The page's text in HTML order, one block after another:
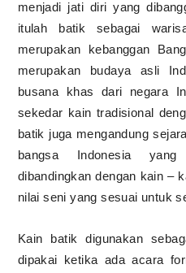
menjadi jati diri yang
itulah batik sebagai
merupakan kebanggan
merupakan budaya asli
busana khas dari negara
sekedar kain tradisional
batik juga mengandung
bangsa Indonesia
dibandingkan dengan kain –
nilai seni yang sesuai untuk
Kain batik digunakan
dipakai ketika ada acara